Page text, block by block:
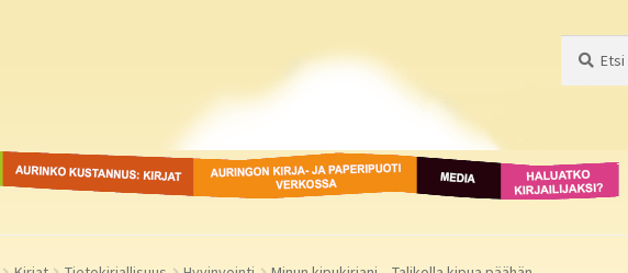
Aurinko Kustannus: kirjat Auringon kirja- ja
paperipuodit verkossa
Media
Haluatko
kirjailijaksi?